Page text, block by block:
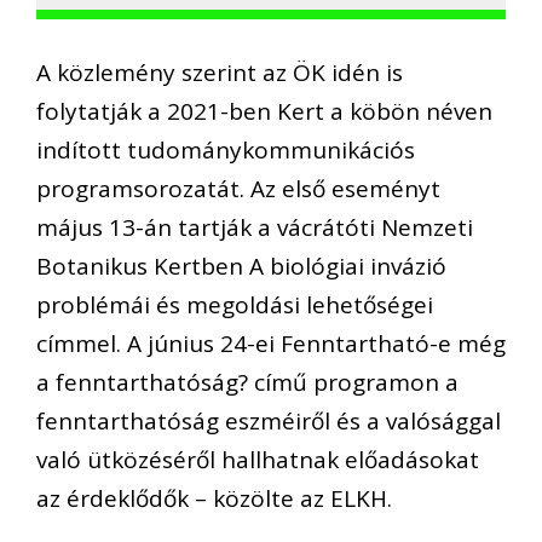
A közlemény szerint az ÖK idén is
folytatják a 2021-ben Kert a köbön néven
indított tudománykommunikációs
programsorozatát. Az első eseményt
május 13-án tartják a vácrátóti Nemzeti
Botanikus Kertben A biológiai invázió
problémái és megoldási lehetőségei
címmel. A június 24-ei Fenntartható-e még
a fenntarthatóság? című programon a
fenntarthatóság eszméiről és a valósággal
való ütközéséről hallhatnak előadásokat
az érdeklődők – közölte az ELKH.